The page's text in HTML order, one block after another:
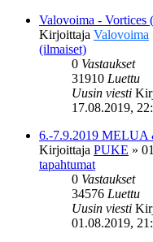
Valovoima - Vortices
Kirjoittaja Valovoima
(ilmaiset)
0 Vastaukset
31910 Luettu
Uusin viesti
17.08.2019,
6.-7.9.2019
Kirjoittaja PUKE »
tapahtumat
0 Vastaukset
34576 Luettu
Uusin viesti
01.08.2019,